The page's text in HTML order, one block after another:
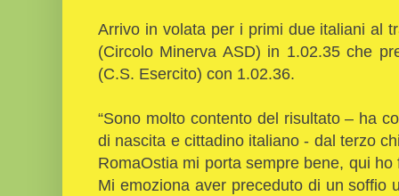
Arrivo in volata per i primi due italiani al
(Circolo Minerva ASD) in 1.02.35 che
(C.S. Esercito) con 1.02.36.
“Sono molto contento del risultato – ha
di nascita e cittadino italiano - dal terzo
RomaOstia mi porta sempre bene, qui
Mi emoziona aver preceduto di un soffio